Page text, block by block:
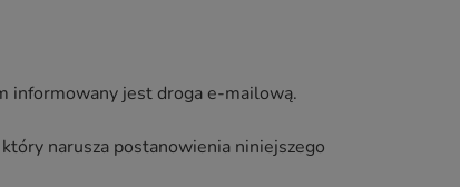
informowany jest droga e‐mailową.
narusza postanowienia niniejszego